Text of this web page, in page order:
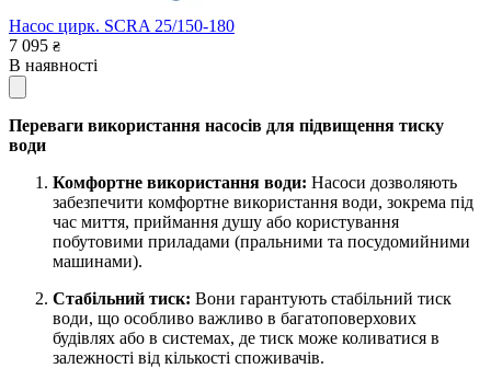
Насос цирк. SCRA 25/150-180
7 095 ₴
В наявності
Переваги використання насосів для підвищення тиску
води
Комфортне використання води: Насоси дозволяють
забезпечити комфортне використання води, зокрема під
час миття, приймання душу або користування
побутовими приладами (пральними та посудомийними
машинами).
Стабільний тиск: Вони гарантують стабільний тиск
води, що особливо важливо в багатоповерхових
будівлях або в системах, де тиск може коливатися в
залежності від кількості споживачів.